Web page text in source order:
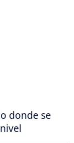
donde se